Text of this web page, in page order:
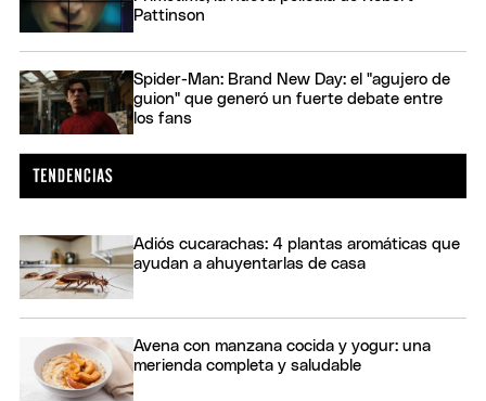
Pattinson
Spider-Man: Brand New Day: el "agujero de
guion" que generó un fuerte debate entre
los fans
Adiós cucarachas: 4 plantas aromáticas que
ayudan a ahuyentarlas de casa
Avena con manzana cocida y yogur: una
merienda completa y saludable